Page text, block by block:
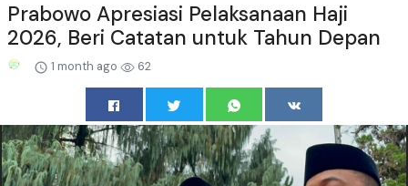
Prabowo Apresiasi Pelaksanaan Haji
2026, Beri Catatan untuk Tahun Depan
1 month ago 62